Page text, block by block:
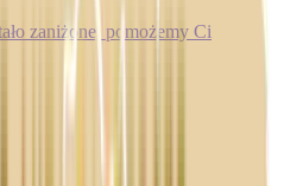
zaniżone, pomożemy Ci